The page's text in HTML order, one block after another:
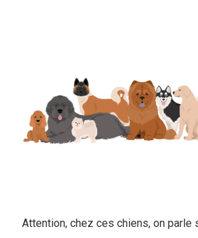
Attention, chez ces chiens, on parle